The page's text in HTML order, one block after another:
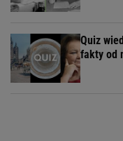
Quiz
fakty od